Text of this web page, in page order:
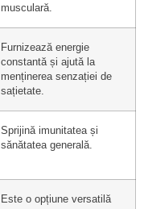
musculară.
Furnizează energie
constantă și ajută la
menținerea senzației de
sațietate.
Sprijină imunitatea și
sănătatea generală.
Este o opțiune versatilă